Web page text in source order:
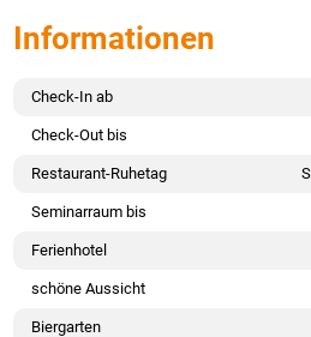
Informationen
Check-In ab
Check-Out bis
Restaurant-Ruhetag
Seminarraum bis
Ferienhotel
schöne Aussicht
Biergarten